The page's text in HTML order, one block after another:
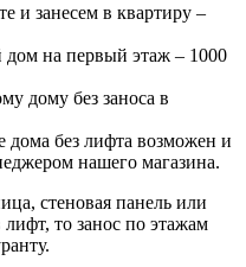
и занесем в квартиру –
дом на первый этаж – 1000
дому без заноса в
без лифта возможен и
нашего магазина.
стеновая панель или
то занос по этажам